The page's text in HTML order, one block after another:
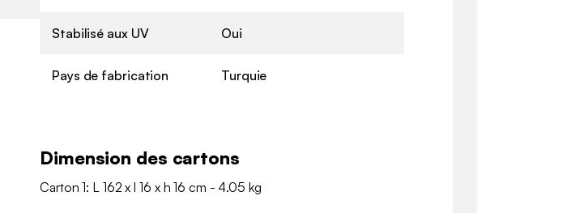
Stabilisé aux UV Oui
Pays de fabrication Turquie
Dimension des cartons
Carton 1: L 162 x l 16 x h 16 cm - 4.05 kg